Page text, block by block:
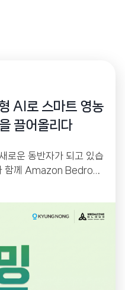
AI로 스마트 영농
끌어올리다
로운 동반자가 되고 있습
함께 Amazon Bedrock
업인의 정보 접근성을
서비스 경쟁력을 한층